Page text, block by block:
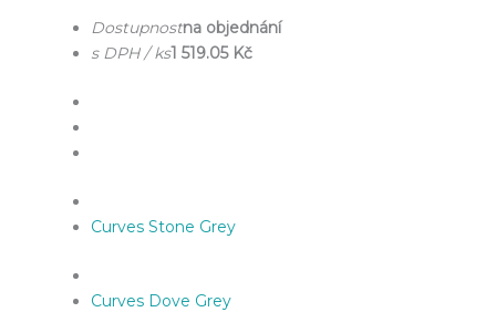
Dostupnostna objednání
s DPH / ks1 519.05 Kč
Curves Stone Grey
Curves Dove Grey